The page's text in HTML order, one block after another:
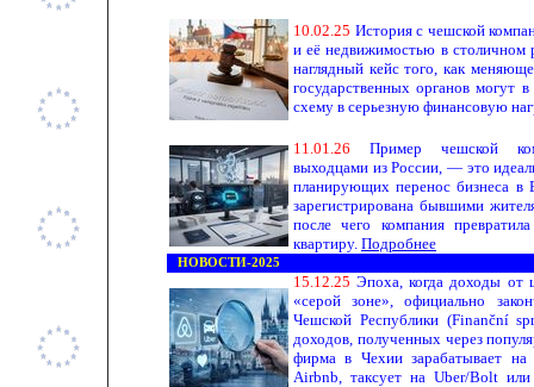
1 0. 02 25 История с чешской
и её недвижимостью в
наглядный кейс того, как
государственных органов могут
схему в серьезную финансовую
1 1. 01 26
Пример чешской
выходцами из России, — это
планирующих перенос бизнеса в
зарегистрирована бывшими
после чего компания
квартиру. Подробнее
НОВОСТИ-2025
1 5.1 2 25Эпоха, когда доходы от
«серой зоне», официально
Чешской Республики (Finanční
доходов, полученных через
фирма в Чехии зарабатывает на
Airbnb, таксует на Uber/Bolt